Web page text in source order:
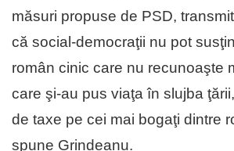
măsuri propuse de PSD,
că social-democraţii nu pot
român cinic care nu recunoaşte
care şi-au pus viaţa în slujba
de taxe pe cei mai bogaţi dintre
spune Grindeanu.